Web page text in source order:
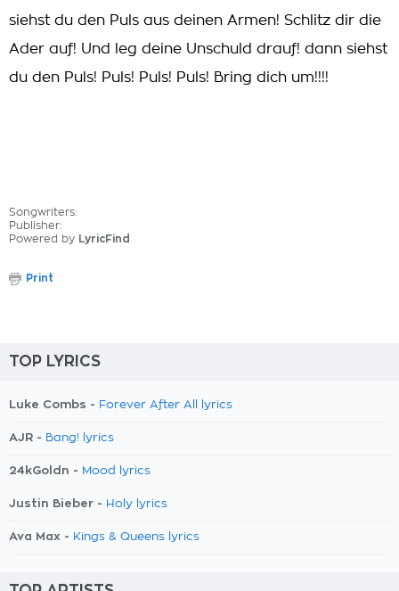
siehst du den Puls aus deinen Armen! Schlitz dir die
Ader auf! Und leg deine Unschuld drauf! dann siehst
du den Puls! Puls! Puls! Puls! Bring dich um!!!!
Songwriters:
Publisher:
Powered by LyricFind
Print
TOP LYRICS
Luke Combs - Forever After All lyrics
AJR - Bang! lyrics
24kGoldn - Mood lyrics
Justin Bieber - Holy lyrics
Ava Max - Kings & Queens lyrics